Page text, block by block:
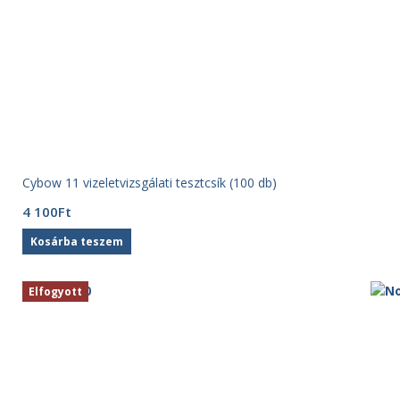
Cybow 11 vizeletvizsgálati tesztcsík (100 db)
4 100Ft
Kosárba teszem
Elfogyott